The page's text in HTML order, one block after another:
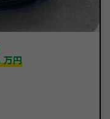
万円